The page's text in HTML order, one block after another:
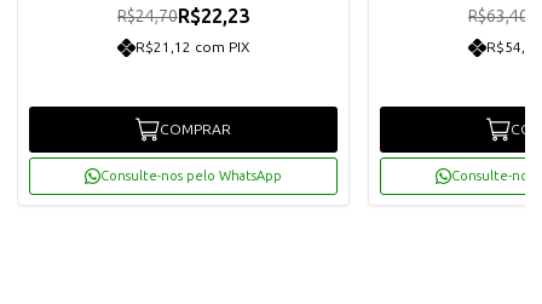
R$24,70R$22,23
R$21,12 com PIX
COMPRAR
Consulte-nos pelo WhatsApp
R$63,40
Consulte-nos